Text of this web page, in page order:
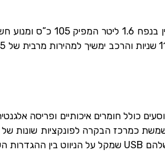
כולל חומרים איכותיים ופריסה
וממשק ידידותי למשתמש. הקונסולה המרכזית כוללת תצוגת מסך מגע 8.0,